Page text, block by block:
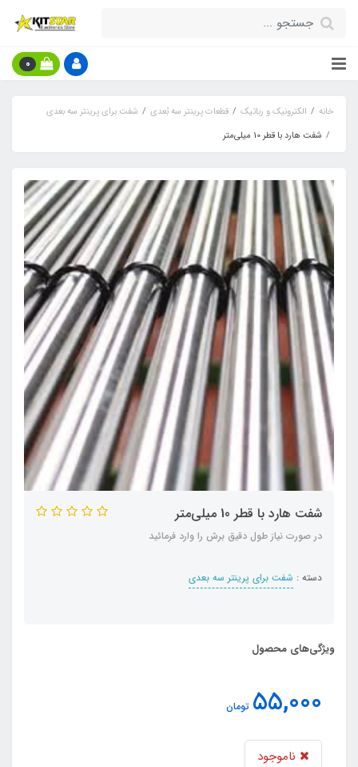
0
خانه الکترونیک و رباتیک قطعات پرینتر سه بُعدی
شفت برای پرینتر سه بعدی
شفت هارد با قطر 10 میلی‌متر
شفت هارد با قطر 10 میلی‌متر
در صورت نیاز طول دقیق برش را وارد فرمائید
دسته : شفت برای پرینتر سه بعدی
ویژگی‌های محصول
55,000 تومان
ناموجود